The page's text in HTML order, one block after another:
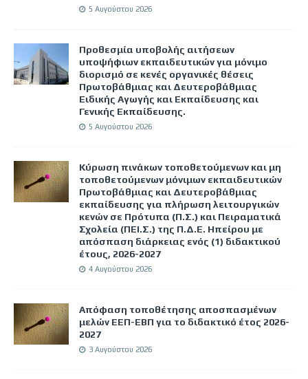
5 Αυγούστου 2026
Προθεσμία υποβολής αιτήσεων
υποψήφιων εκπαιδευτικών για μόνιμο
διορισμό σε κενές οργανικές θέσεις
Πρωτοβάθμιας και Δευτεροβάθμιας
Ειδικής Αγωγής και Εκπαίδευσης και
Γενικής Εκπαίδευσης.
5 Αυγούστου 2026
Κύρωση πινάκων τοποθετούμενων και μη
τοποθετούμενων μόνιμων εκπαιδευτικών
Πρωτοβάθμιας και Δευτεροβάθμιας
εκπαίδευσης για πλήρωση λειτουργικών
κενών σε Πρότυπα (Π.Σ.) και Πειραματικά
Σχολεία (ΠΕΙ.Σ.) της Π.Δ.Ε. Ηπείρου με
απόσπαση διάρκειας ενός (1) διδακτικού
έτους, 2026-2027
4 Αυγούστου 2026
Απόφαση τοποθέτησης αποσπασμένων
μελών ΕΕΠ-ΕΒΠ για το διδακτικό έτος 2026-
2027
3 Αυγούστου 2026